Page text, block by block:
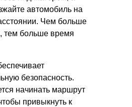
автомобиль на
Чем больше
тем больше время
безопасность.
начинать маршрут
привыкнуть к